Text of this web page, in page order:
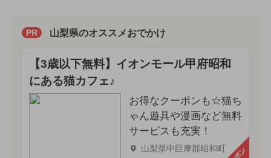
PR 山梨県のオススメおでかけ
【3歳以下無料】イオンモール甲府昭和
にある猫カフェ♪
お得なクーポンも☆猫ち
ゃん遊具や漫画など無料
サービスも充実！
山梨県中巨摩郡昭和町